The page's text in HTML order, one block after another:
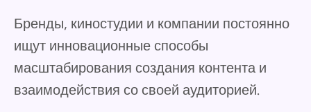
Бренды, киностудии и компании постоянно
ищут инновационные способы
масштабирования создания контента и
взаимодействия со своей аудиторией.